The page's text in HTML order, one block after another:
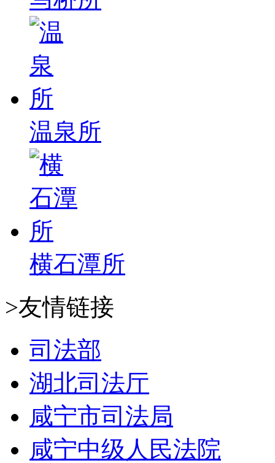
温泉所
横石潭所
>友情链接
司法部
湖北司法厅
咸宁市司法局
咸宁中级人民法院